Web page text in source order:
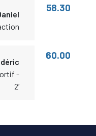
58.30
-
2‘
60.00